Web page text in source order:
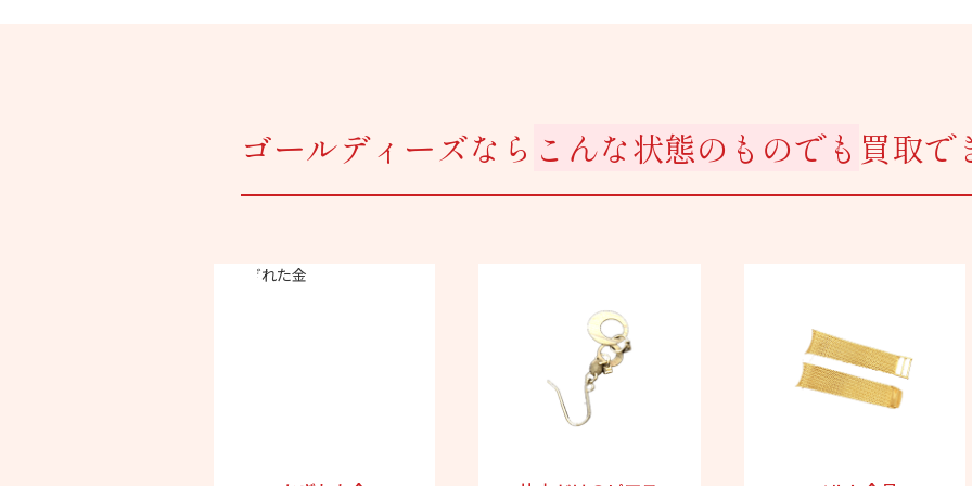
ゴールディーズなら こんな状態のものでも 買取で